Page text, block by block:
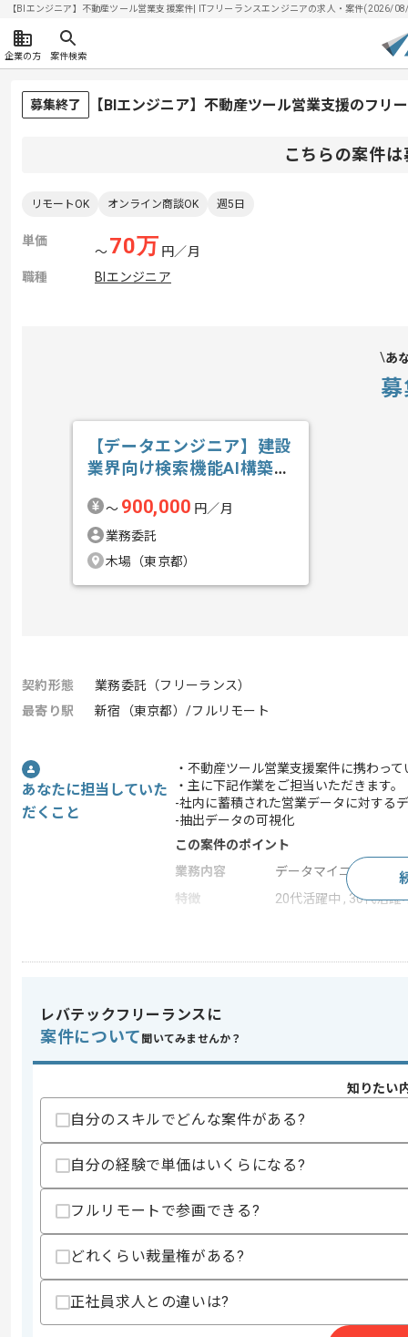
【BIエンジニア】不動産ツール営業支援案件| ITフリーランスエンジニアの求人・案件(2026/
企業の方 案件検索
募集終了 【BIエンジニア】不動産ツール営業支援のフリ
こちらの案件
リモートOK オンライン商談OK 週5日
単価
〜70万 円／月
職種
BIエンジニア
あ
【データエンジニア】建設
業界向け検索機能AI構築の
〜 900,000 円／月
業務委託
木場（東京都）
契約形態
業務委託（フリーランス）
最寄り駅
新宿（東京都）/フルリモート
あなたに担当していた
だくこと
・不動産ツール営業支援案件に携わっ
・主に下記作業をご担当いただきます。
-社内に蓄積された営業データに対する
-抽出データの可視化
この案件のポイント
業務内容
データマイニング
特徴
20代活躍中 , 30代活躍
・一人称でのデータ抽出/成形および可
歓迎スキル
・営業効率化を目的としたデータ分析実
スキルに不安がある方へ
上記に似た経験やスキルをお持ちであれば申
その他募集要項
作業開始日
不動産の売買事業、インターネットを
レバテックフリーランスに
案件について 聞いてみませんか？
知りたい
自分のスキルでどんな案件がある?
自分の経験で単価はいくらになる?
フルリモートで参画できる?
どれくらい裁量権がある?
正社員求人との違いは?